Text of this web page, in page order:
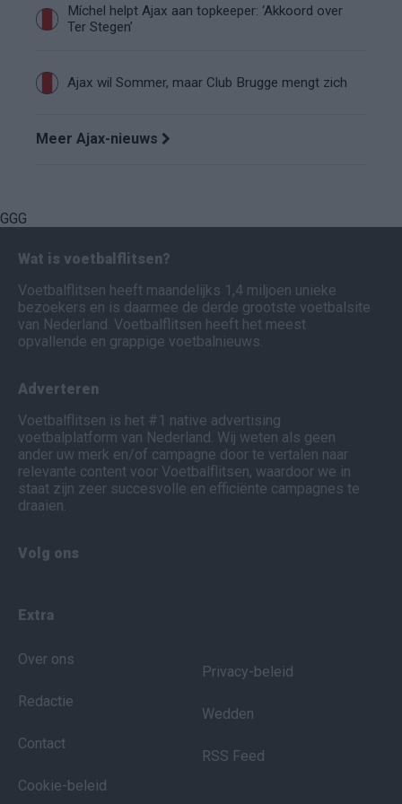
Míchel helpt Ajax aan topkeeper: ‘Akkoord over
Ter Stegen’
Ajax wil Sommer, maar Club Brugge mengt zich
Meer Ajax-nieuws
GGG
Wat is voetbalflitsen?
Voetbalflitsen heeft maandelijks 1,4 miljoen unieke
bezoekers en is daarmee de derde grootste voetbalsite
van Nederland. Voetbalflitsen heeft het meest
opvallende en grappige voetbalnieuws.
Adverteren
Voetbalflitsen is het #1 native advertising
voetbalplatform van Nederland. Wij weten als geen
ander uw merk en/of campagne door te vertalen naar
relevante content voor Voetbalflitsen, waardoor we in
staat zijn zeer succesvolle en efficiënte campagnes te
draaien.
Volg ons
Extra
Over ons
Redactie
Contact
Cookie-beleid
Privacy-beleid
Wedden
RSS Feed